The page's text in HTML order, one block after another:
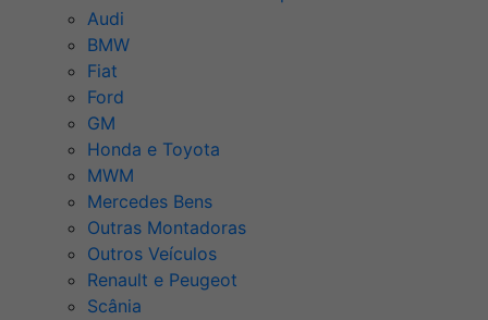
Audi
BMW
Fiat
Ford
GM
Honda e Toyota
MWM
Mercedes Bens
Outras Montadoras
Outros Veículos
Renault e Peugeot
Scânia